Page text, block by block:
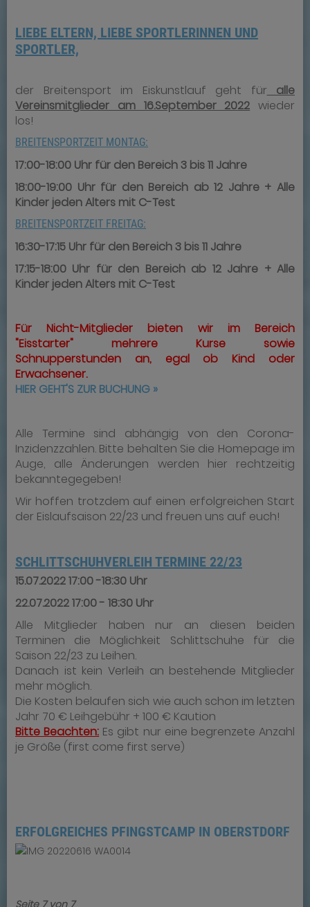
LIEBE ELTERN, LIEBE SPORTLERINNEN UND
SPORTLER,
der Breitensport im Eiskunstlauf geht für alle
Vereinsmitglieder am 16.September 2022 wieder
los!
BREITENSPORTZEIT MONTAG:
17:00-18:00 Uhr für den Bereich 3 bis 11 Jahre
18:00-19:00 Uhr für den Bereich ab 12 Jahre + Alle
Kinder jeden Alters mit C-Test
BREITENSPORTZEIT FREITAG:
16:30-17:15 Uhr für den Bereich 3 bis 11 Jahre
17:15-18:00 Uhr für den Bereich ab 12 Jahre + Alle
Kinder jeden Alters mit C-Test
Für Nicht-Mitglieder bieten wir im Bereich
"Eisstarter" mehrere Kurse sowie
Schnupperstunden an, egal ob Kind oder
Erwachsener.
HIER GEHT'S ZUR BUCHUNG »
Alle Termine sind abhängig von den Corona-
Inzidenzzahlen. Bitte behalten Sie die Homepage im
Auge, alle Änderungen werden hier rechtzeitig
bekanntegegeben!
Wir hoffen trotzdem auf einen erfolgreichen Start
der Eislaufsaison 22/23 und freuen uns auf euch!
SCHLITTSCHUHVERLEIH TERMINE 22/23
15.07.2022 17:00 -18:30 Uhr
22.07.2022 17:00 - 18:30 Uhr
Alle Mitglieder haben nur an diesen beiden
Terminen die Möglichkeit Schlittschuhe für die
Saison 22/23 zu Leihen.
Danach ist kein Verleih an bestehende Mitglieder
mehr möglich.
Die Kosten belaufen sich wie auch schon im letzten
Jahr 70 € Leihgebühr + 100 € Kaution
Bitte Beachten: Es gibt nur eine begrenzete Anzahl
je Größe (first come first serve)
ERFOLGREICHES PFINGSTCAMP IN OBERSTDORF